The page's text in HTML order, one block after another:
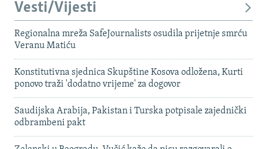
Vesti/Vijesti
Regionalna mreža SafeJournalists osudila prijetnje smrću
Veranu Matiću
Konstitutivna sjednica Skupštine Kosova odložena, Kurti
ponovo traži 'dodatno vrijeme' za dogovor
Saudijska Arabija, Pakistan i Turska potpisale zajednički
odbrambeni pakt